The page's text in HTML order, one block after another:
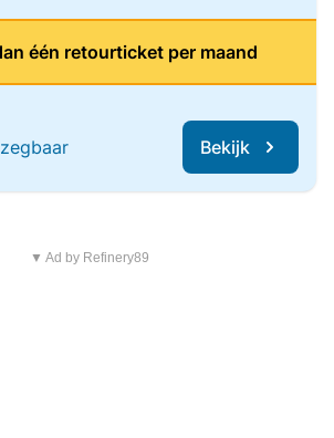
één retourticket per maand
Bekijk
▼ Ad by Refinery89